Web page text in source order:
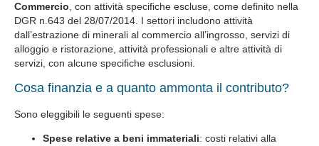
Commercio, con attività specifiche escluse, come definito nella
DGR n.643 del 28/07/2014. I settori includono attività
dall’estrazione di minerali al commercio all’ingrosso, servizi di
alloggio e ristorazione, attività professionali e altre attività di
servizi, con alcune specifiche esclusioni.
Cosa finanzia e a quanto ammonta il contributo?
Sono eleggibili le seguenti spese:
Spese relative a beni immateriali: costi relativi alla